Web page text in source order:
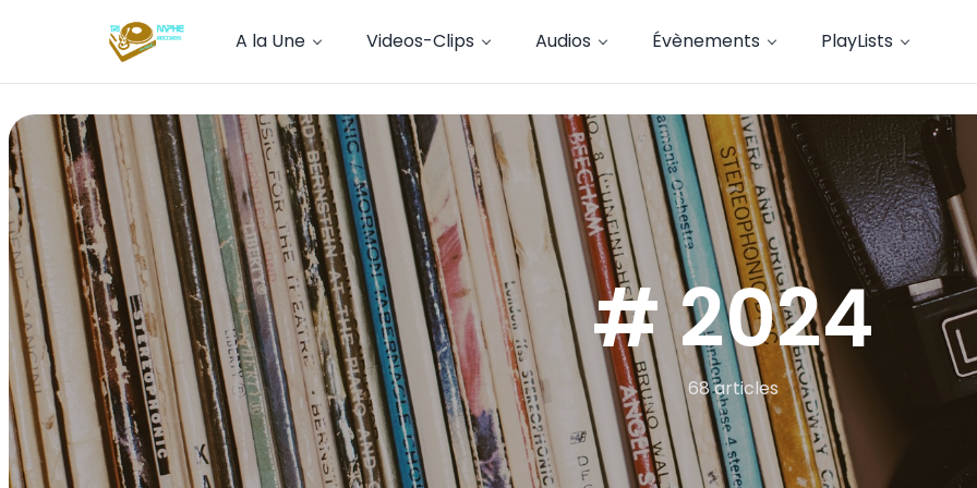
A la Une Videos-Clips Audios Évènements PlayLists
# 2024
68 articles